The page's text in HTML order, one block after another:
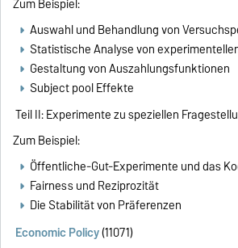
Zum Beispiel:
Auswahl und Behandlung von
Statistische Analyse von
Gestaltung von Auszahlungsfunktionen
Subject pool Effekte
Teil II: Experimente zu speziellen
Zum Beispiel:
Öffentliche-Gut-Experimente und das
Fairness und Reziprozität
Die Stabilität von Präferenzen
Economic Policy(11071)